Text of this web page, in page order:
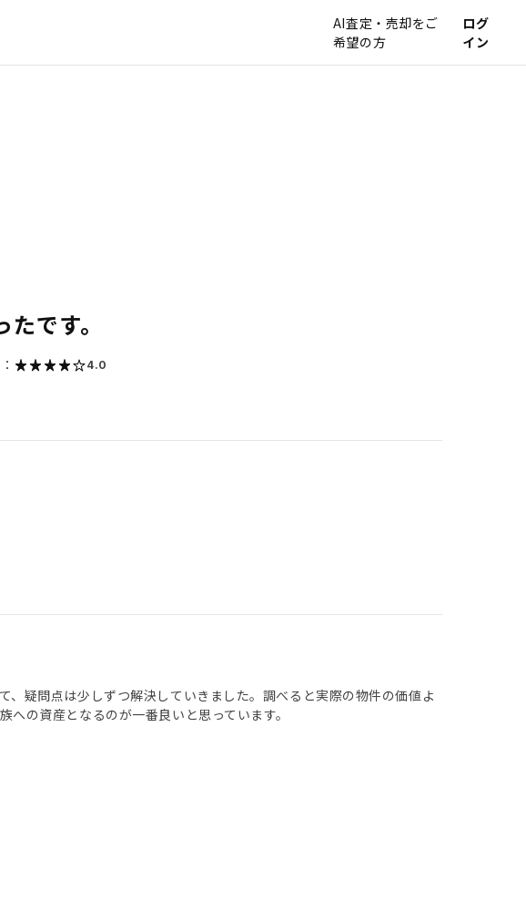
AI査定・売却をご
希望の方
ログ
イン
です。
4.0
疑問点は少しずつ解決していきました。調べると実際の物件の価値よ
の資産となるのが一番良いと思っています。